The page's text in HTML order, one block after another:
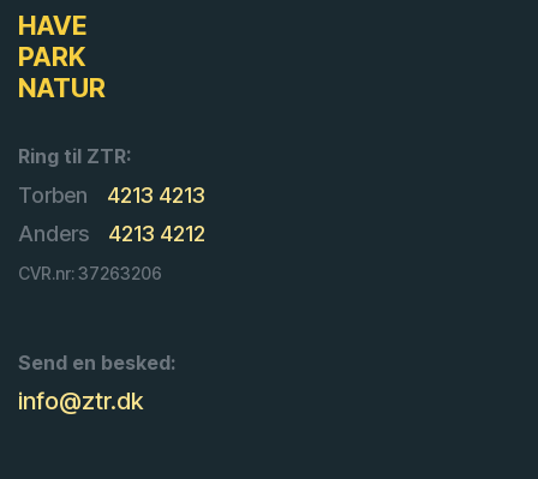
HAVE
PARK
NATUR
Ring til ZTR:
Torben
4213 4213
Anders
4213 4212
CVR.nr: 37263206
Send en besked:
info@ztr.dk